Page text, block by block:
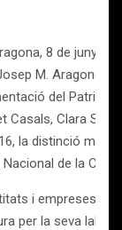
8 de juny de
M. Aragonés i
del
Casals, Clara
la distinció més
de la
i empreses
per la seva labor